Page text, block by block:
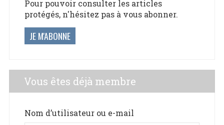
Pour pouvoir consulter les articles
protégés, n'hésitez pas à vous abonner.
JE M'ABONNE
Vous êtes déjà membre
Nom d’utilisateur ou e-mail